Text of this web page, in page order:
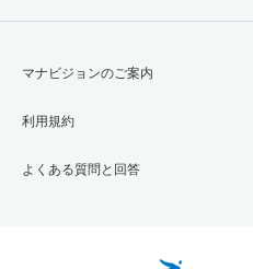
マナビジョンのご案内
利用規約
よくある質問と回答